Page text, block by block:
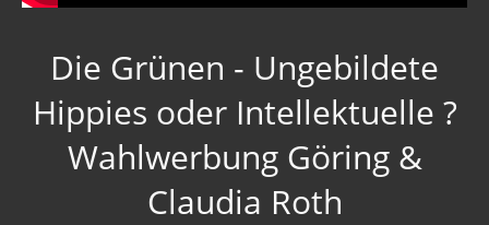
Die Grünen - Ungebildete
Hippies oder Intellektuelle ?
Wahlwerbung Göring &
Claudia Roth